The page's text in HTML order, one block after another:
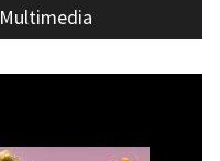
Multimedia